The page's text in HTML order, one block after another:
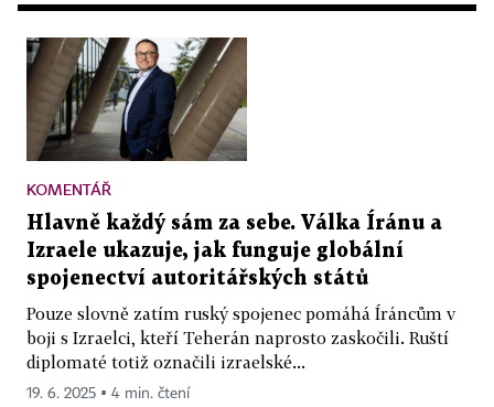
KOMENTÁŘ
Hlavně každý sám za sebe. Válka Íránu a
Izraele ukazuje, jak funguje globální
spojenectví autoritářských států
Pouze slovně zatím ruský spojenec pomáhá Íráncům v
boji s Izraelci, kteří Teherán naprosto zaskočili. Ruští
diplomaté totiž označili izraelské...
19. 6. 2025 ▪ 4 min. čtení